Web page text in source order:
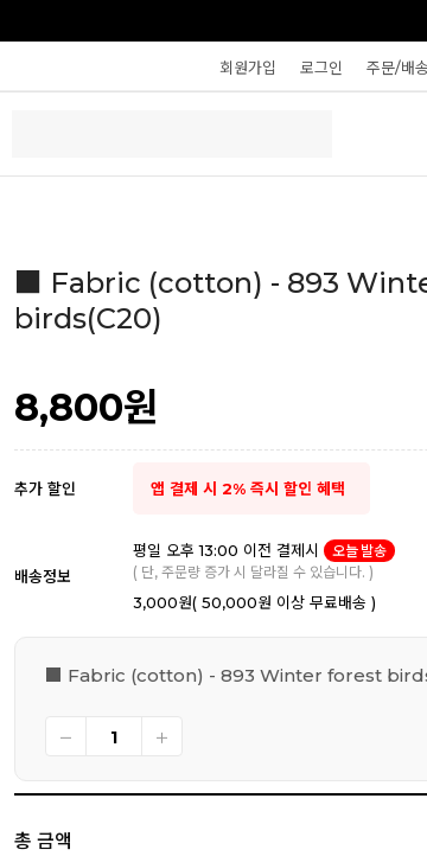
회원가입 로그인 주문/배
■ Fabric (cotton) - 893
birds(C20)
8,800원
추가 할인 앱 결제 시 2% 즉시 할인 혜택
배송정보
평일 오후 13:00 이전 결제시
오늘 발송
( 단, 주문량 증가 시 달라질 수 있습니다. )
3,000원( 50,000원 이상 무료배송 )
■ Fabric (cotton) - 893 Winter forest
총 금액